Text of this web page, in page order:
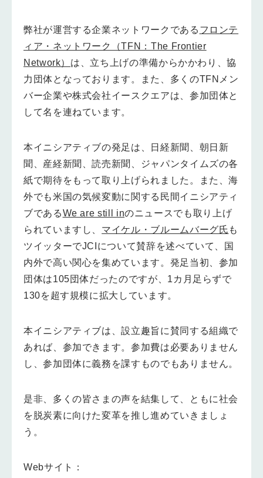
弊社が運営する企業ネットワークである フロンテ
ィア・ネットワーク（TFN：The Frontier
Network） は、立ち上げの準備からかかわり、協
力団体となっております。また、多くのTFNメン
バー企業や株式会社イースクエアは、参加団体と
して名を連ねています。
本イニシアティブの発足は、日経新聞、朝日新
聞、産経新聞、読売新聞、ジャパンタイムズの各
紙で期待をもって取り上げられました。また、海
外でも米国の気候変動に関する民間イニシアティ
ブであるWe are still inのニュースでも取り上げ
られていますし、 マイケル・ブルームバーグ氏 も
ツイッターでJCIについて賛辞を述べていて、国
内外で高い関心を集めています。発足当初、参加
団体は105団体だったのですが、1カ月足らずで
130を超す規模に拡大しています。
本イニシアティブは、設立趣旨に賛同する組織で
あれば、参加できます。参加費は必要ありません
し、参加団体に義務を課すものでもありません。
是非、多くの皆さまの声を結集して、ともに社会
を脱炭素に向けた変革を推し進めていきましょ
う。
Webサイト：